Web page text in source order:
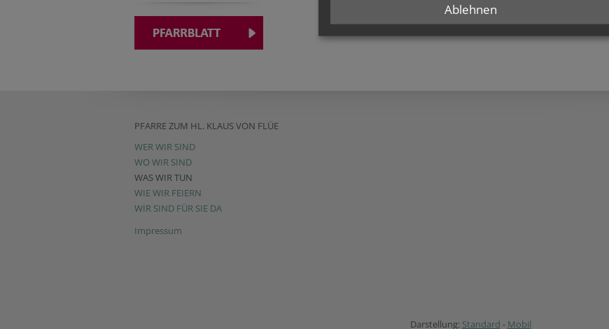
PFARRE ZUM HL. KLAUS VON FLÜE
WER WIR SIND
WO WIR SIND
WAS WIR TUN
WIE WIR FEIERN
WIR SIND FÜR SIE DA
Impressum
Darstellung: Standard - Mobil
Ablehnen